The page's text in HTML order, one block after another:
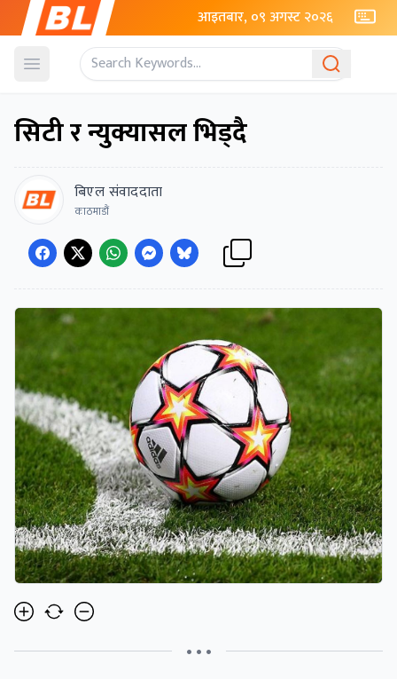
आइतबार, ०९ अगस्ट २०२६
Open menu
सिटी र न्युक्यासल भिड्दै
बिएल संवाददाता
काठमाडौं
• • •